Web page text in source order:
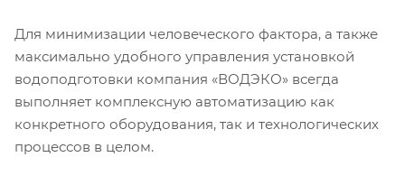
Для минимизации человеческого фактора, а также
максимально удобного управления установкой
водоподготовки компания «ВОДЭКО» всегда
выполняет комплексную автоматизацию как
конкретного оборудования, так и технологических
процессов в целом.